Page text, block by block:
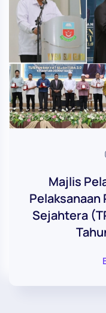
Majlis
Pelaksanaan
Sejahtera